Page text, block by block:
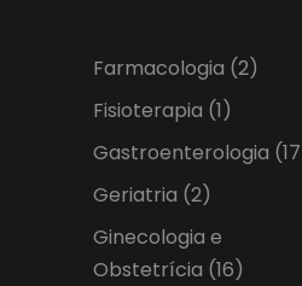
Farmacologia (2)
Fisioterapia (1)
Gastroenterologia
Geriatria (2)
Ginecologia e
Obstetrícia (16)